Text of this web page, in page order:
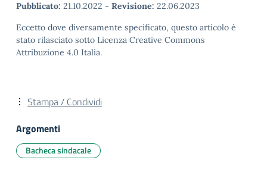
Pubblicato: 21.10.2022 - Revisione: 22.06.2023
Eccetto dove diversamente specificato, questo articolo è
stato rilasciato sotto Licenza Creative Commons
Attribuzione 4.0 Italia.
Stampa / Condividi
Argomenti
Bacheca sindacale